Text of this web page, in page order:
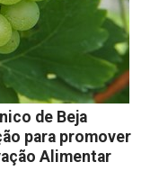
de Beja
para promover
Alimentar